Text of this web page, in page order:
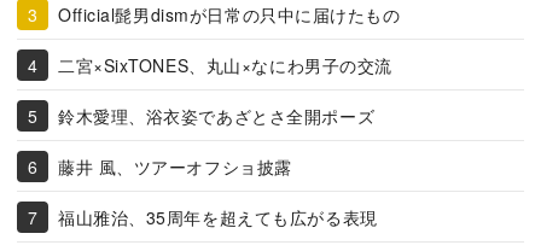
Official髭男dismが日常の只中に届けたもの
二宮×SixTONES、丸山×なにわ男子の交流
鈴木愛理、浴衣姿であざとさ全開ポーズ
藤井 風、ツアーオフショ披露
福山雅治、35周年を超えても広がる表現